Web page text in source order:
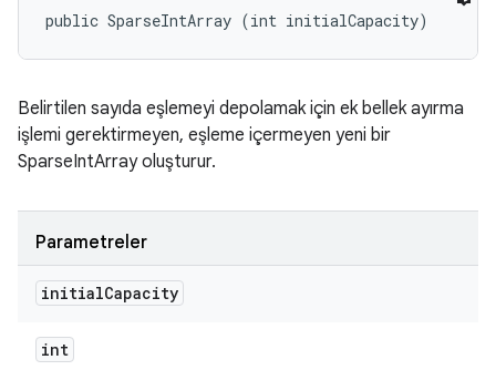
public SparseIntArray (int initialCapacity)
Belirtilen sayıda eşlemeyi depolamak için ek bellek ayırma
işlemi gerektirmeyen, eşleme içermeyen yeni bir
SparseIntArray oluşturur.
Parametreler
initialCapacity
int